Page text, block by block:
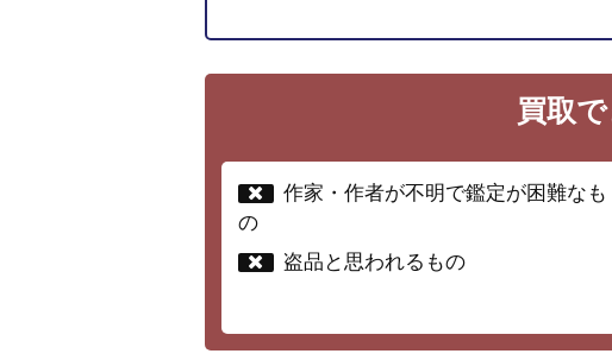
買取
作家・作者が不明で鑑定が困難なも
の
盗品と思われるもの